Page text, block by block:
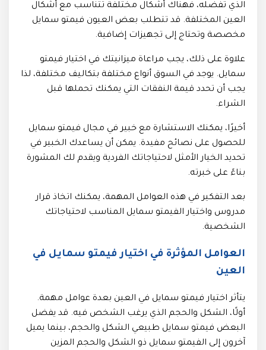
الذي تفضله، فهناك أشكال مختلفة تتناسب مع أشكال
العين المختلفة. قد تتطلب بعض العيون فيمتو سمايل
مخصصة وتحتاج إلى تجهيزات إضافية.
علاوة على ذلك، يجب مراعاة ميزانيتك في اختيار فيمتو
سمايل. يوجد في السوق أنواع مختلفة بتكاليف مختلفة، لذا
يجب أن تحدد قيمة النفقات التي يمكنك تحملها قبل
الشراء.
أخيرًا، يمكنك الاستشارة مع خبير في مجال فيمتو سمايل
للحصول على نصائح مفيدة. يمكن أن يساعدك الخبير في
تحديد الخيار الأمثل لاحتياجاتك الفردية ويقدم لك المشورة
بناءً على خبرته.
بعد التفكير في هذه العوامل المهمة، يمكنك اتخاذ قرار
مدروس واختيار الفيمتو سمايل المناسب لاحتياجاتك
الشخصية.
العوامل المؤثرة في اختيار فيمتو سمايل في
العين
يتأثر اختيار فيمتو سمايل في العين بعدة عوامل مهمة.
أولًا، الشكل والحجم الذي يرغب الشخص فيه. قد يفضل
البعض فيمتو سمايل طبيعي الشكل والحجم، بينما يميل
آخرون إلى الفيمتو سمايل ذو الشكل والحجم المزين